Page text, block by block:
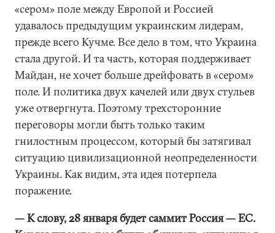
«сером» поле между Европой и Россией
удавалось предыдущим украинским лидерам,
прежде всего Кучме. Все дело в том, что Украина
стала другой. И та часть, которая поддерживает
Майдан, не хочет больше дрейфовать в «сером»
поле. И политика двух качелей или двух стульев
уже отвергнута. Поэтому трехсторонние
переговоры могли быть только таким
гнилостным процессом, который бы затягивал
ситуацию цивилизационной неопределенности
Украины. Как видим, эта идея потерпела
поражение.
— К слову, 28 января будет саммит Россия — ЕС.